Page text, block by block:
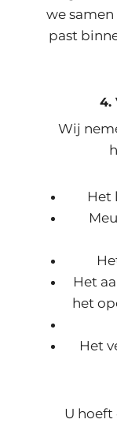
we
past
4.
Wij
Het
Het
het
Het
U hoeft